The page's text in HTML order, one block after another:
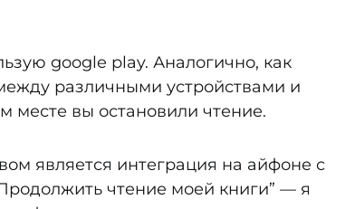
google play. Аналогично, как
различными устройствами и
месте вы остановили чтение.
является интеграция на айфоне с
чтение моей книги” — я